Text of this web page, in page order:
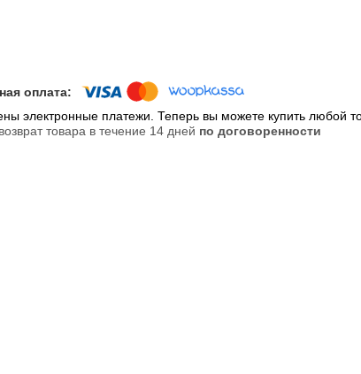
электронные платежи. Теперь вы можете купить любой
возврат товара в течение 14 дней по договоренности